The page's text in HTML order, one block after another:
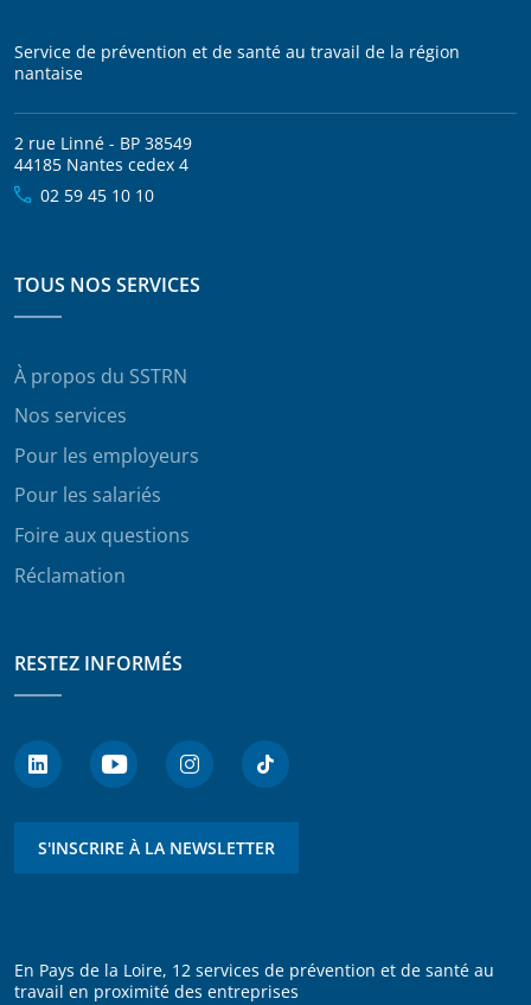
Service de prévention et de santé au travail de la région
nantaise
2 rue Linné - BP 38549
44185 Nantes cedex 4
02 59 45 10 10
TOUS NOS SERVICES
À propos du SSTRN
Nos services
Pour les employeurs
Pour les salariés
Foire aux questions
Réclamation
RESTEZ INFORMÉS
S'INSCRIRE À LA NEWSLETTER
En Pays de la Loire, 12 services de prévention et de santé au
travail en proximité des entreprises